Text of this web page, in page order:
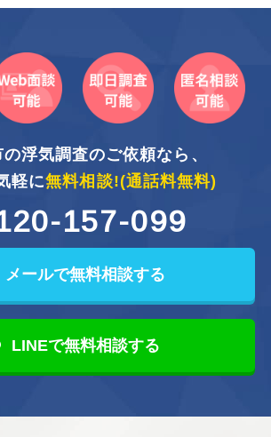
浮気調査のご依頼なら、
軽に無料相談!(通話料無料)
157-099
メールで無料相談する
LINEで無料相談する